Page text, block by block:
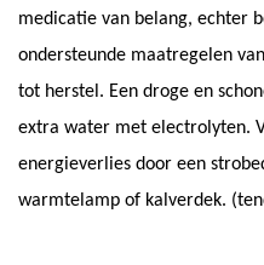
medicatie van belang, echter
ondersteunde maatregelen
tot herstel. Een droge en
extra water met electrolyten.
energieverlies door een
warmtelamp of kalverdek.